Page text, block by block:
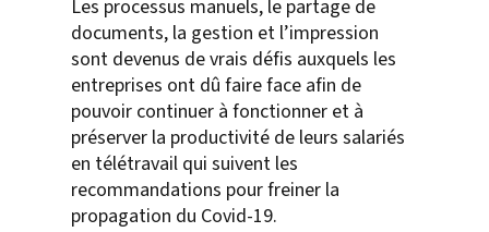
Les processus manuels, le partage de
documents, la gestion et l’impression
sont devenus de vrais défis auxquels les
entreprises ont dû faire face afin de
pouvoir continuer à fonctionner et à
préserver la productivité de leurs salariés
en télétravail qui suivent les
recommandations pour freiner la
propagation du Covid-19.